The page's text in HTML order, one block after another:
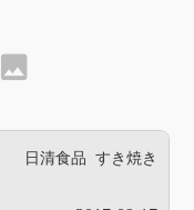
image
日清食品 すき焼き